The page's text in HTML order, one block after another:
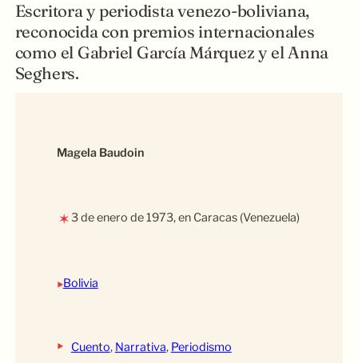
Escritora y periodista venezo-boliviana,
reconocida con premios internacionales
como el Gabriel García Márquez y el Anna
Seghers.
Magela Baudoin
✶3 de enero de 1973, en Caracas (Venezuela)
‣Bolivia
‣ Cuento, Narrativa, Periodismo